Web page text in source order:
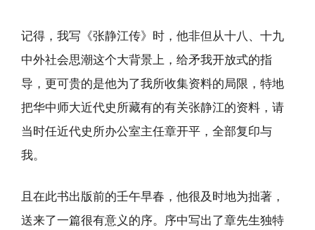
记得，我写《张静江传》时，他非但从十八、十九
中外社会思潮这个大背景上，给矛我开放式的指
导，更可贵的是他为了我所收集资料的局限，特地
把华中师大近代史所藏有的有关张静江的资料，请
当时任近代史所办公室主任章开平，全部复印与
我。
且在此书出版前的壬午早春，他很及时地为拙著，
送来了一篇很有意义的序。序中写出了章先生独特